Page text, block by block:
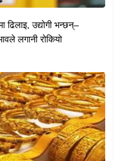
ढिलाइ, उद्योगी भन्छन्–
लगानी रोकियो